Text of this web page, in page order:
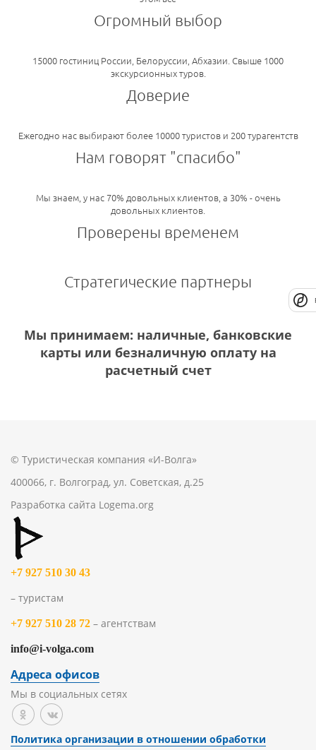
Огромный выбор
15000 гостиниц России, Белоруссии, Абхазии. Свыше 1000
экскурсионных туров.
Доверие
Ежегодно нас выбирают более 10000 туристов и 200 турагентств
Нам говорят "спасибо"
Мы знаем, у нас 70% довольных клиентов, а 30% - очень
довольных клиентов.
Проверены временем
Стратегические партнеры
Мы принимаем: наличные, банковские
карты или безналичную оплату на
расчетный счет
© Туристическая компания «И-Волга»
400066, г. Волгоград, ул. Советская, д.25
Разработка сайта Logema.org
+7 927 510 30 43
– туристам
+7 927 510 28 72 – агентствам
info@i-volga.com
Адреса офисов
Мы в социальных сетях
Политика организации в отношении обработки